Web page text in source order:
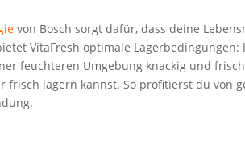
von Bosch sorgt dafür, dass dei­ne
VitaF­resh opti­ma­le
feuch­te­ren Umge­bung kna­ckig und
frisch lagern kannst. So pro­fi­tierst du